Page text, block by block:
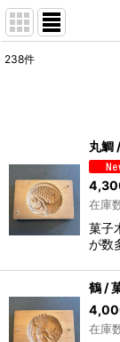
238件
丸鯛
在庫
菓子
が数
鶴 /
在庫